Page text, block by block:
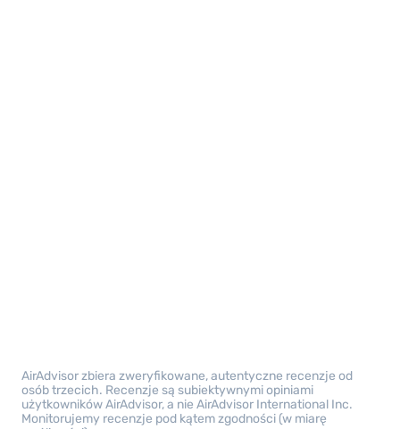
AirAdvisor zbiera zweryfikowane, autentyczne recenzje od
osób trzecich. Recenzje są subiektywnymi opiniami
użytkowników AirAdvisor, a nie AirAdvisor International Inc.
Monitorujemy recenzje pod kątem zgodności (w miarę